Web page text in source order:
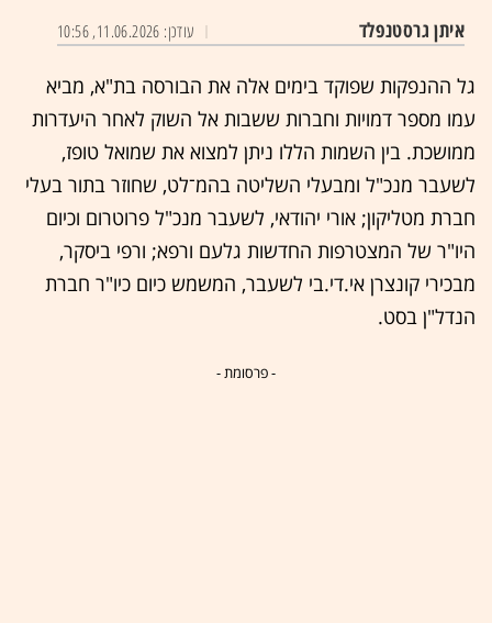
איתן גרסטנפלד עודכן: 11.06.2026, 10:56
גל ההנפקות שפוקד בימים אלה את הבורסה בת"א, מביא
עמו מספר דמויות וחברות ששבות אל השוק לאחר היעדרות
ממושכת. בין השמות הללו ניתן למצוא את שמואל טופז,
לשעבר מנכ"ל ומבעלי השליטה בהמ־לט, שחוזר בתור בעלי
חברת מטליקון; אורי יהודאי, לשעבר מנכ"ל פרוטרום וכיום
היו"ר של המצטרפות החדשות גלעם ורפא; ורפי ביסקר,
מבכירי קונצרן אי.די.בי לשעבר, המשמש כיום כיו"ר חברת
הנדל"ן בסט.
- פרסומת -